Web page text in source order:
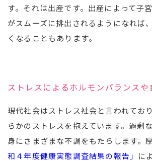
す。それは出産です。出産によって子
がスムーズに排出されるようになれば
くなることもあります。
ストレスによるホルモンバランス
現代社会はストレス社会と言われてお
らかのストレスを抱えています。過剰
身にさまざまな不調をもたらします。
和４年度健康実態調査結果の報告」 に